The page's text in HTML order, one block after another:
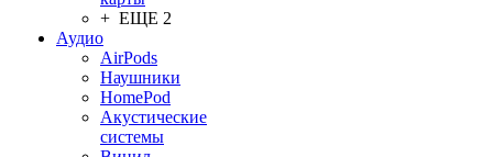
+ ЕЩЕ 2
Аудио
AirPods
Наушники
HomePod
Акустические
системы